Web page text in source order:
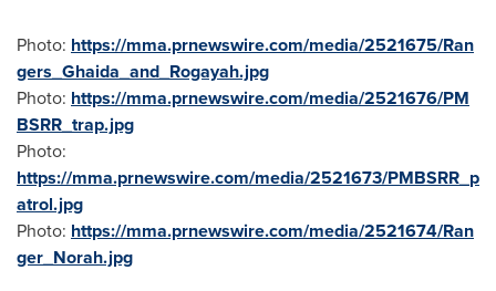
Photo: https://mma.prnewswire.com/media/2521675/Ran
gers_Ghaida_and_Rogayah.jpg
Photo: https://mma.prnewswire.com/media/2521676/PM
BSRR_trap.jpg
Photo:
https://mma.prnewswire.com/media/2521673/PMBSRR_p
atrol.jpg
Photo: https://mma.prnewswire.com/media/2521674/Ran
ger_Norah.jpg